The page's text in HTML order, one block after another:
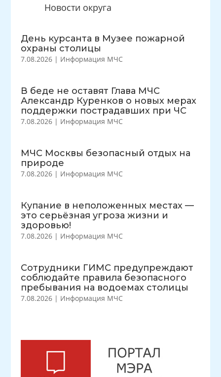
Новости округа
День курсанта в Музее пожарной
охраны столицы
7.08.2026 | Информация МЧС
В беде не оставят Глава МЧС
Александр Куренков о новых мерах
поддержки пострадавших при ЧС
7.08.2026 | Информация МЧС
МЧС Москвы безопасный отдых на
природе
7.08.2026 | Информация МЧС
Купание в неположенных местах —
это серьёзная угроза жизни и
здоровью!
7.08.2026 | Информация МЧС
Сотрудники ГИМС предупреждают
соблюдайте правила безопасного
пребывания на водоемах столицы
7.08.2026 | Информация МЧС